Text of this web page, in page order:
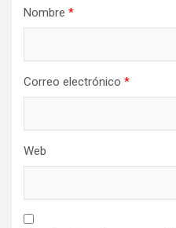
Nombre *
Correo electrónico *
Web